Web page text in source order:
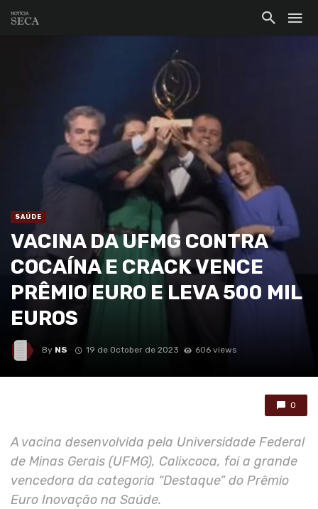
SAÚDE
VACINA DA UFMG CONTRA
COCAÍNA E CRACK VENCE
PRÊMIO EURO E LEVA 500 MIL
EUROS
By NS 19 de October de 2023 606 views
0
A vacina desenvolvida pela Universidade Federal
de Minas Gerais (UFMG), Calixcoca, foi a grande
vencedora da categoria “Destaque” do Prêmio
Euro Inovação na Saúde.